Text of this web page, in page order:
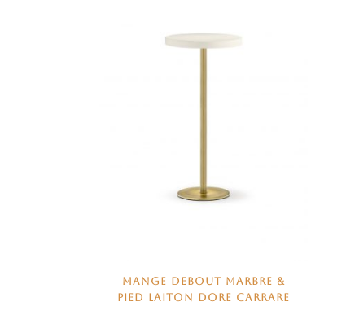
MANGE DEBOUT MARBRE &
PIED LAITON DORE CARRARE